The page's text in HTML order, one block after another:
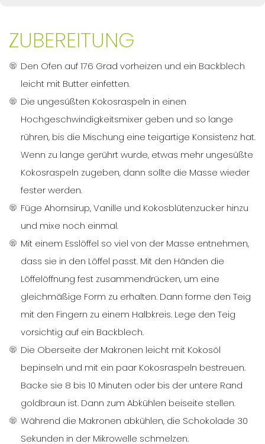
ZUBEREITUNG
Den Ofen auf 176 Grad vorheizen und ein Backblech
leicht mit Butter einfetten.
Die ungesüßten Kokosraspeln in einen
Hochgeschwindigkeitsmixer geben und so lange
rühren, bis die Mischung eine teigartige Konsistenz hat.
Wenn zu lange gerührt wurde, etwas mehr ungesüßte
Kokosraspeln zugeben, dann sollte die Masse wieder
fester werden.
Füge Ahornsirup, Vanille und Kokosblütenzucker hinzu
und mixe noch einmal.
Mit einem Esslöffel so viel von der Masse entnehmen,
dass sie in den Löffel passt. Mit den Händen die
Löffelöffnung fest zusammendrücken, um eine
gleichmäßige Form zu erhalten. Dann forme den Teig
mit den Fingern zu einem Halbkreis. Lege den Teig
vorsichtig auf ein Backblech.
Die Oberseite der Makronen leicht mit Kokosöl
bepinseln und mit ein paar Kokosraspeln bestreuen.
Backe sie 8 bis 10 Minuten oder bis der untere Rand
goldbraun ist. Dann zum Abkühlen beiseite stellen.
Während die Makronen abkühlen, die Schokolade 30
Sekunden in der Mikrowelle schmelzen.